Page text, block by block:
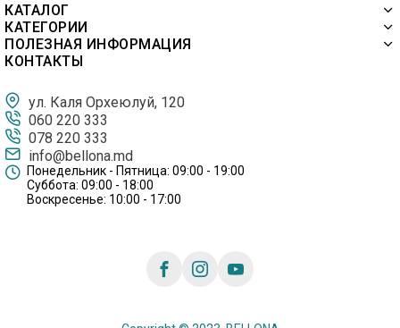
КАТАЛОГ
КАТЕГОРИИ
ПОЛЕЗНАЯ ИНФОРМАЦИЯ
КОНТАКТЫ
ул. Каля Орхеюлуй, 120
060 220 333
078 220 333
info@bellona.md
Понедельник - Пятница: 09:00 - 19:00
Суббота: 09:00 - 18:00
Воскресенье: 10:00 - 17:00